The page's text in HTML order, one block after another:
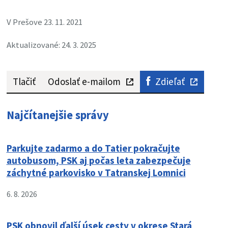
V Prešove 23. 11. 2021
Aktualizované: 24. 3. 2025
Tlačiť Odoslať e-mailom Zdieľať
Najčítanejšie správy
Parkujte zadarmo a do Tatier pokračujte
autobusom, PSK aj počas leta zabezpečuje
záchytné parkovisko v Tatranskej Lomnici
6. 8. 2026